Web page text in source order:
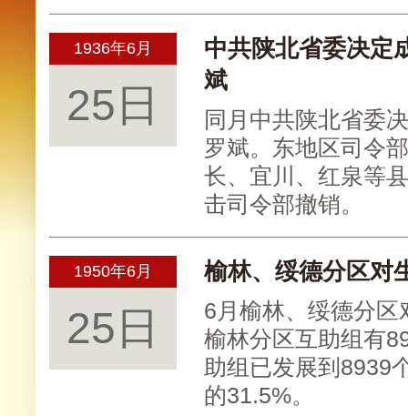
1936年6月
25日
中共陕北省委决定
斌
同月中共陕北省委
罗斌。东地区司令
长、宜川、红泉等
击司令部撤销。
1950年6月
25日
榆林、绥德分区对
6月榆林、绥德分
榆林分区互助组有
助组已发展到8939
的31.5%。